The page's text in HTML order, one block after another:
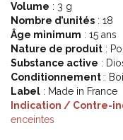
Volume : 3 g
Nombre d’unités : 18
Âge minimum : 15 ans
Nature de produit :
Substance active :
Conditionnement :
Label : Made in France
Indication / Contre-
enceintes